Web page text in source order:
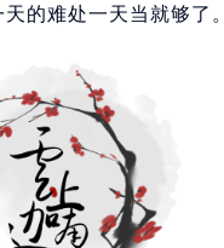
的难处一天当就够了